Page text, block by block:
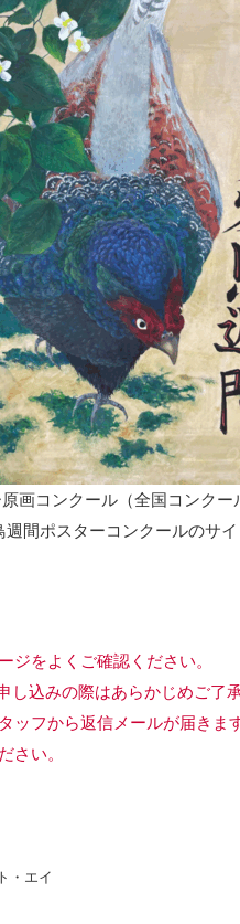
画コンクール（全国コンク
週間ポスターコンクールのサ
をよくご確認ください。
込みの際はあらかじめご了
ッフから返信メールが届きます
さい。
・エイ